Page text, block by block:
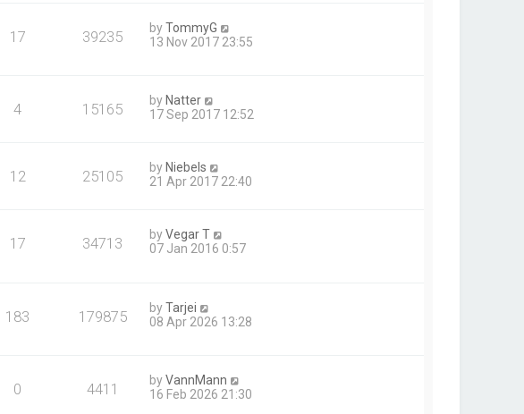
17 39235 byTommyG
13 Nov 2017 23:55
4 15165 by Natter
17 Sep 2017 12:52
12 25105 by Niebels
21 Apr 2017 22:40
17 34713 byVegar T
07 Jan 2016 0:57
183 179875 byTarjei
08 Apr 2026 13:28
0 4411 byVannMann
16 Feb 2026 21:30